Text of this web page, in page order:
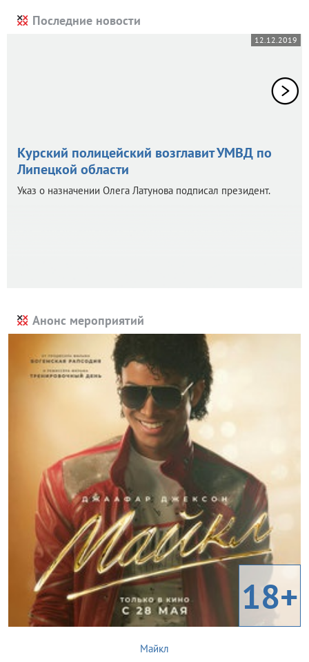
Последние новости
12.12.2019
Курский полицейский возглавит УМВД по
Липецкой области
Указ о назначении Олега Латунова подписал президент.
Анонс мероприятий
18+
Майкл